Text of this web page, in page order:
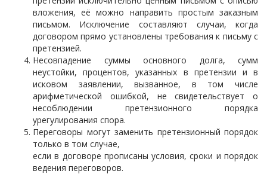
вложения, её можно направить простым заказным
письмом. Исключение составляют случаи, когда
договором прямо установлены требования к письму с
претензией.
Несовпадение суммы основного долга, сумм
неустойки, процентов, указанных в претензии и в
исковом заявлении, вызванное, в том числе
арифметической ошибкой, не свидетельствует о
несоблюдении претензионного порядка
урегулирования спора.
Переговоры могут заменить претензионный порядок
только в том случае,
если в договоре прописаны условия, сроки и порядок
ведения переговоров.